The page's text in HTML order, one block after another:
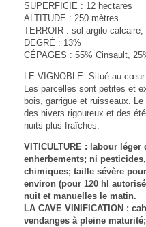
SUPERFICIE : 12 hectares
ALTITUDE : 250 mètres
TERROIR : sol argilo-
DEGRÉ : 13%
CÉPAGES : 55% Cinsault,
LE VIGNOBLE :Situé au
Les parcelles sont petites et
bois, garrigue et ruisseaux.
des hivers rigoureux et des
nuits plus fraîches.
VITICULTURE : labour léger
enherbements; ni
chimiques; taille sévère
environ (pour 120 hl
nuit et manuelles le matin.
LA CAVE VINIFICATION :
vendanges à pleine